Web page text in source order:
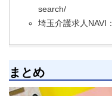
search/
埼玉介護求人NAVI：
まとめ